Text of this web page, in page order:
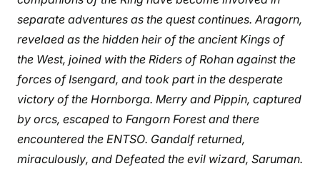
separate adventures as the quest continues. Aragorn,
revelaed as the hidden heir of the ancient Kings of
the West, joined with the Riders of Rohan against the
forces of Isengard, and took part in the desperate
victory of the Hornborga. Merry and Pippin, captured
by orcs, escaped to Fangorn Forest and there
encountered the ENTSO. Gandalf returned,
miraculously, and Defeated the evil wizard, Saruman.